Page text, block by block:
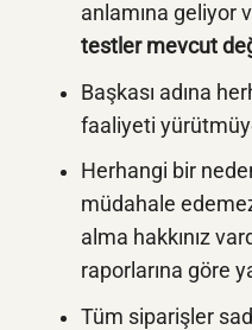
anlamına geliyor
testler mevcut
Başkası adına
faaliyeti
Herhangi bir
müdahale
alma hakkınız
raporlarına göre
Tüm siparişler